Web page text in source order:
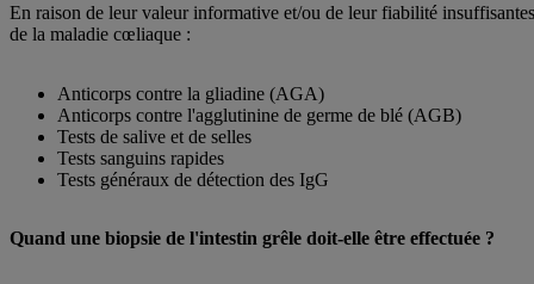
En raison de leur valeur informative et/ou de leur fiabilité
de la maladie cœliaque :
Anticorps contre la gliadine (AGA)
Anticorps contre l'agglutinine de germe de blé (AGB)
Tests de salive et de selles
Tests sanguins rapides
Tests généraux de détection des IgG
Quand une biopsie de l'intestin grêle doit-elle être effectuée ?